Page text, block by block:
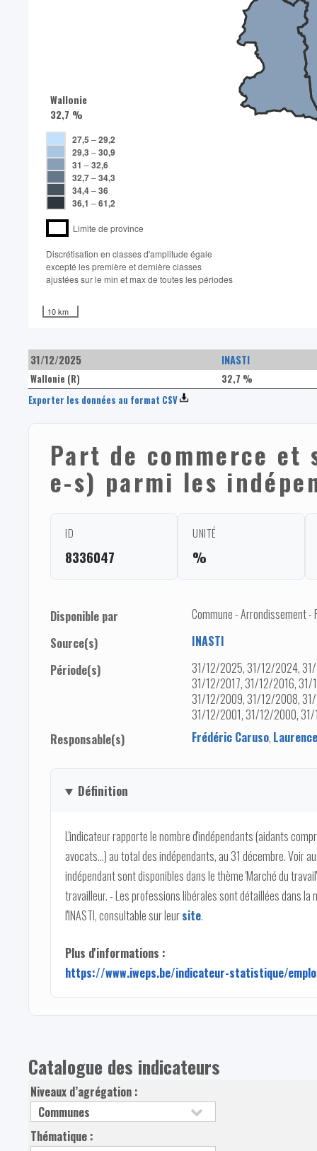
Wallonie
32,7 %
27,5 –29,2
29,3 –30,9
31 –32,6
32,7–34,3
34,4–36
36,1 –61,2
Limite de province
Discrétisation en classes d'amplitude égale​
excepté les première et dernière classes
ajustées sur le min et max de toutes les périodes
10 km
31/12/2025 INASTI
Wallonie (R)
32,7 %
Exporter les données au format CSV
Part de commerce
e-s) parmi les
ID
8336047
UNITÉ
%
Disponible par
Commune - Arrondissement -
Source(s)
INASTI
Période(s)
31/12/2025, 31/12/2024,
31/12/2017, 31/12/2016,
31/12/2009, 31/12/2008,
31/12/2001, 31/12/2000,
Responsable(s)
Frédéric Caruso,
Définition
L'indicateur rapporte le nombre d'indépendants (aidants
avocats…) au total des indépendants, au 31 décembre. Voir
indépendant sont disponibles dans le thème 'Marché du
travailleur. - Les professions libérales sont détaillées dans
l'INASTI, consultable sur leursite.
Plus d'informations :
https://www.iweps.be/indicateur-statistique/
Catalogue des indicateurs
Niveaux d’agrégation :
Thématique :